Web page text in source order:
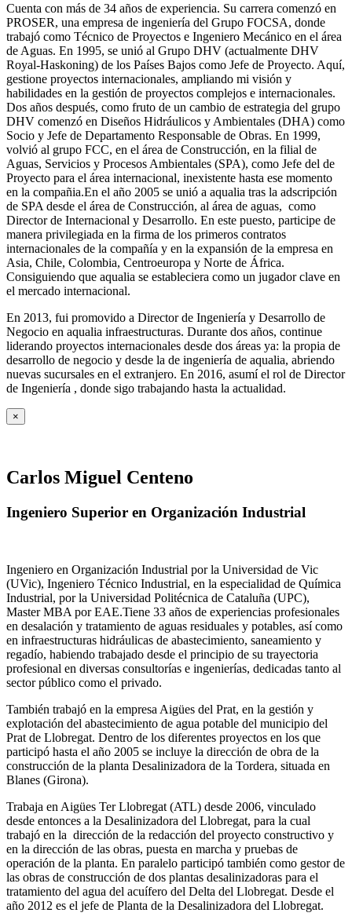
Cuenta con más de 34 años de experiencia. Su carrera comenzó en
PROSER, una empresa de ingeniería del Grupo FOCSA, donde
trabajó como Técnico de Proyectos e Ingeniero Mecánico en el área
de Aguas. En 1995, se unió al Grupo DHV (actualmente DHV
Royal-Haskoning) de los Países Bajos como Jefe de Proyecto. Aquí,
gestione proyectos internacionales, ampliando mi visión y
habilidades en la gestión de proyectos complejos e internacionales.
Dos años después, como fruto de un cambio de estrategia del grupo
DHV comenzó en Diseños Hidráulicos y Ambientales (DHA) como
Socio y Jefe de Departamento Responsable de Obras. En 1999,
volvió al grupo FCC, en el área de Construcción, en la filial de
Aguas, Servicios y Procesos Ambientales (SPA), como Jefe del de
Proyecto para el área internacional, inexistente hasta ese momento
en la compañia.En el año 2005 se unió a aqualia tras la adscripción
de SPA desde el área de Construcción, al área de aguas, como
Director de Internacional y Desarrollo. En este puesto, participe de
manera privilegiada en la firma de los primeros contratos
internacionales de la compañía y en la expansión de la empresa en
Asia, Chile, Colombia, Centroeuropa y Norte de África.
Consiguiendo que aqualia se estableciera como un jugador clave en
el mercado internacional.
En 2013, fui promovido a Director de Ingeniería y Desarrollo de
Negocio en aqualia infraestructuras. Durante dos años, continue
liderando proyectos internacionales desde dos áreas ya: la propia de
desarrollo de negocio y desde la de ingeniería de aqualia, abriendo
nuevas sucursales en el extranjero. En 2016, asumí el rol de Director
de Ingeniería , donde sigo trabajando hasta la actualidad.
×
Carlos Miguel Centeno
Ingeniero Superior en Organización Industrial
Ingeniero en Organización Industrial por la Universidad de Vic
(UVic), Ingeniero Técnico Industrial, en la especialidad de Química
Industrial, por la Universidad Politécnica de Cataluña (UPC),
Master MBA por EAE.Tiene 33 años de experiencias profesionales
en desalación y tratamiento de aguas residuales y potables, así como
en infraestructuras hidráulicas de abastecimiento, saneamiento y
regadío, habiendo trabajado desde el principio de su trayectoria
profesional en diversas consultorías e ingenierías, dedicadas tanto al
sector público como el privado.
También trabajó en la empresa Aigües del Prat, en la gestión y
explotación del abastecimiento de agua potable del municipio del
Prat de Llobregat. Dentro de los diferentes proyectos en los que
participó hasta el año 2005 se incluye la dirección de obra de la
construcción de la planta Desalinizadora de la Tordera, situada en
Blanes (Girona).
Trabaja en Aigües Ter Llobregat (ATL) desde 2006, vinculado
desde entonces a la Desalinizadora del Llobregat, para la cual
trabajó en la dirección de la redacción del proyecto constructivo y
en la dirección de las obras, puesta en marcha y pruebas de
operación de la planta. En paralelo participó también como gestor de
las obras de construcción de dos plantas desalinizadoras para el
tratamiento del agua del acuífero del Delta del Llobregat. Desde el
año 2012 es el jefe de Planta de la Desalinizadora del Llobregat.